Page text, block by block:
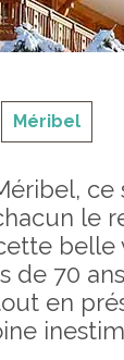
Méribel
le
belle
de 70
en